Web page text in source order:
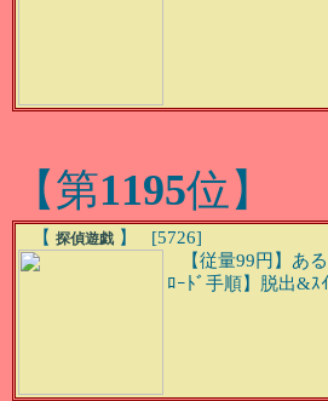
【第1195位】
【 探偵遊戯 】 [5726]
【従量99円】あ
ﾛｰﾄﾞ手順】脱出&